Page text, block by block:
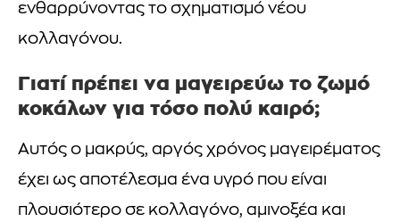
ενθαρρύνοντας το σχηματισμό νέου
κολλαγόνου.
Γιατί πρέπει να μαγειρεύω το ζωμό
κοκάλων για τόσο πολύ καιρό;
Αυτός ο μακρύς, αργός χρόνος μαγειρέματος
έχει ως αποτέλεσμα ένα υγρό που είναι
πλουσιότερο σε κολλαγόνο, αμινοξέα και